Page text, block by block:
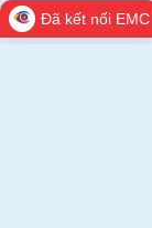
Đã kết nối EMC